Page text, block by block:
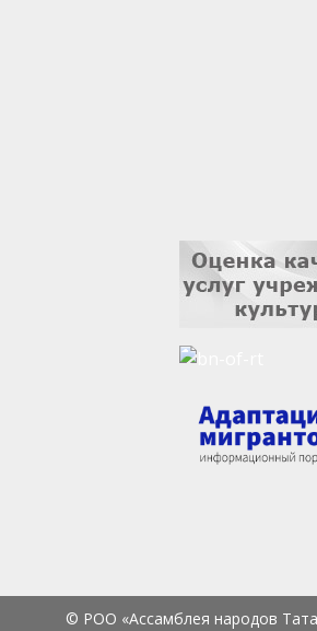
© РОО «Ассамблея народов